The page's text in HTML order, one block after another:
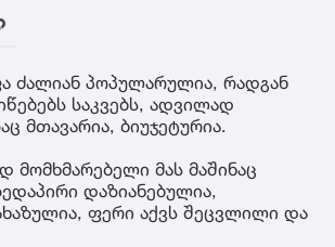
ძალიან პოპულარულია, რადგან
საკვებს, ადვილად
მთავარია, ბიუჯეტურია.
მომხმარებელი მას მაშინაც
დაზიანებულია,
ფერი აქვს შეცვლილი და